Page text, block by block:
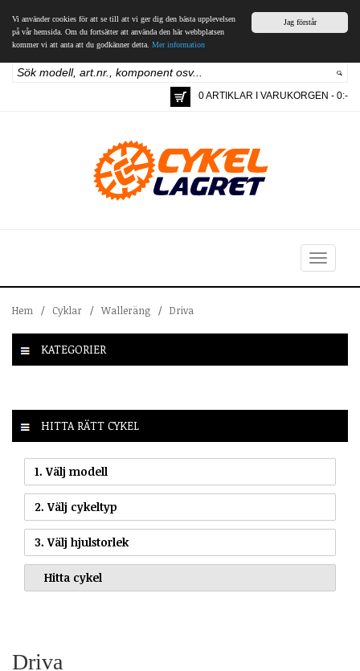
Jag förstår
Vi använder cookies för att se till att vi ger dig den bästa upplevelsen
på vår hemsida. Om du fortsätter att använda den här webbplatsen
kommer vi att anta att du godkänner detta. Mer information
0 ARTIKLAR I VARUKORGEN - 0:-
Toggle
navigation
Hem / Cyklar / Walleräng / Driva
KATEGORIER
HITTA RÄTT CYKEL
1. Välj modell
2. Välj cykeltyp
3. Välj hjulstorlek
Driva